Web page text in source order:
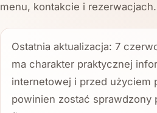
menu, kontakcie i rezerwacjach.
Ostatnia aktualizacja: 7
ma charakter praktycznej
internetowej i przed użyciem
powinien zostać sprawdzony